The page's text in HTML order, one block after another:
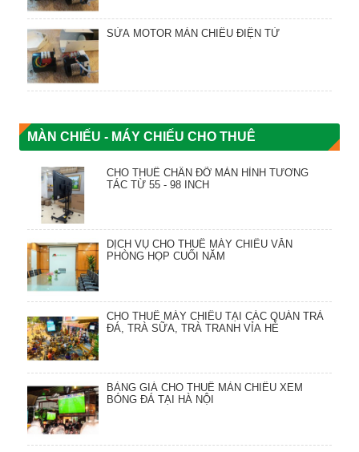
SỬA MOTOR MÀN CHIẾU ĐIỆN TỬ
MÀN CHIẾU - MÁY CHIẾU CHO THUÊ
CHO THUÊ CHÂN ĐỠ MÀN HÌNH TƯƠNG
TÁC TỪ 55 - 98 INCH
DỊCH VỤ CHO THUÊ MÁY CHIẾU VĂN
PHÒNG HỌP CUỐI NĂM
CHO THUÊ MÁY CHIẾU TẠI CÁC QUÁN TRÀ
ĐÁ, TRÀ SỮA, TRÀ TRANH VỈA HÈ
BẢNG GIÁ CHO THUÊ MÀN CHIẾU XEM
BÓNG ĐÁ TẠI HÀ NỘI